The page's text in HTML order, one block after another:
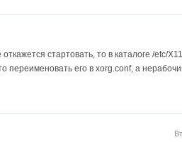
стартовать, то в каталоге /etc/
переименовать его в xorg.conf, а